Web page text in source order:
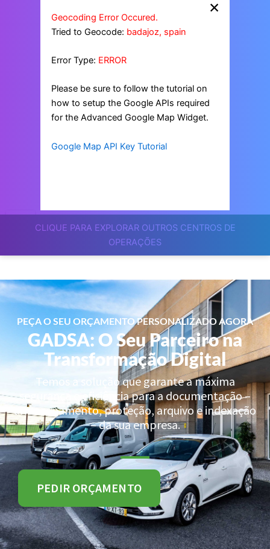
CLIQUE PARA EXPLORAR OUTROS CENTROS DE
OPERAÇÕES
×
Geocoding Error Occured.
Tried to Geocode: badajoz, spain
Error Type: ERROR
Please be sure to follow the tutorial on
how to setup the Google APIs required
for the Advanced Google Map Widget.
Google Map API Key Tutorial
PEÇA O SEU ORÇAMENTO PERSONALIZADO AGORA
GADSA: O Seu Parceiro na
Transformação Digital
Temos a solução que garante a máxima
segurança e eficiência para a documentação –
armazenamento, proteção, arquivo e indexação
– da sua empresa.
PEDIR ORÇAMENTO